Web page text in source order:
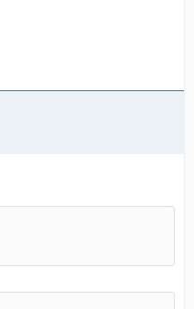
Stereosignal anlegt?
auf das jeweils
Mono-
zugehörige Seite?
ein einzelnes CI
konfigurieren? In der